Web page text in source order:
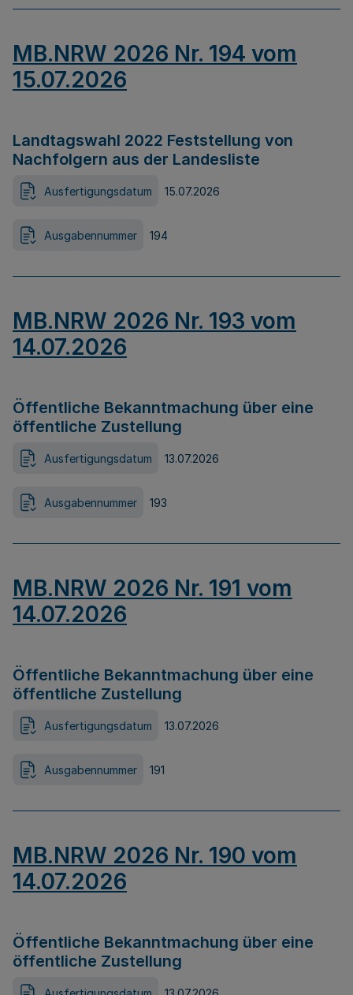
MB.NRW 2026 Nr. 194 vom
15.07.2026
Landtagswahl 2022 Feststellung von
Nachfolgern aus der Landesliste
Ausfertigungsdatum 15.07.2026
Ausgabennummer 194
MB.NRW 2026 Nr. 193 vom
14.07.2026
Öffentliche Bekanntmachung über eine
öffentliche Zustellung
Ausfertigungsdatum 13.07.2026
Ausgabennummer 193
MB.NRW 2026 Nr. 191 vom
14.07.2026
Öffentliche Bekanntmachung über eine
öffentliche Zustellung
Ausfertigungsdatum 13.07.2026
Ausgabennummer 191
MB.NRW 2026 Nr. 190 vom
14.07.2026
Öffentliche Bekanntmachung über eine
öffentliche Zustellung